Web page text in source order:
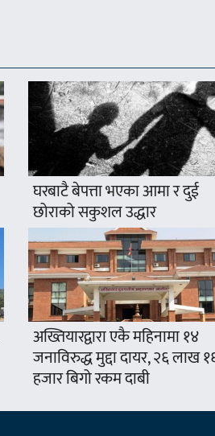
घरबाटै बेपत्ता भएका आमा र दुई
छोराको सकुशल उद्धार
अख्तियारद्वारा एकै महिनामा १४
जनाविरुद्ध मुद्दा दायर, २६ लाख
हजार बिगो रकम दाबी